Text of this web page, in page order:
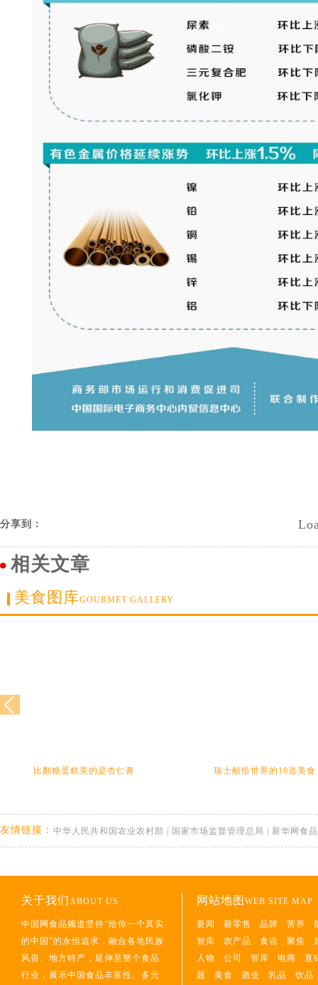
分享到：
相关文章
美食图库GOURMET GALLERY
比翻糖蛋糕美的是杏仁膏 瑞士献给世界的10道美食
友情链接： 中华人民共和国农业农村部 | 国家市场监督管理总局 | 新华网食品
关于我们 ABOUT US
中国网食品频道坚持“给你一个真实
的中国”的永恒追求，融合各地民族
风俗、地方特产，延伸至整个食品
行业，展示中国食品丰富性、多元
网站地图 WEB SITE MAP
要闻 新零售 品牌 营养
智库
农产品 食说 聚焦
人物
公司 智库 电商
直
题
美食 酒业 乳品
饮品